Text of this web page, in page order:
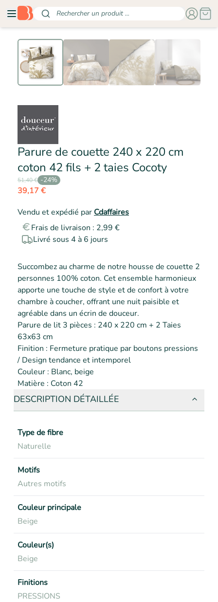
Rechercher un produit ...
Parure de couette 240 x 220 cm
coton 42 fils + 2 taies Cocoty-
51,40 € -24%
39,17 €
Vendu et expédié par Cdaffaires
Frais de livraison : 2,99 €
Livré sous 4 à 6 jours
Succombez au charme de notre housse de couette 2
personnes 100% coton. Cet ensemble harmonieux
apporte une touche de style et de confort à votre
chambre à coucher, offrant une nuit paisible et
agréable dans un écrin de douceur.
Parure de lit 3 pièces : 240 x 220 cm + 2 Taies
63x63 cm
Finition : Fermeture pratique par boutons pressions
/ Design tendance et intemporel
Couleur : Blanc, beige
Matière : Coton 42
DESCRIPTION DÉTAILLÉE
Type de fibre
Naturelle
Motifs
Autres motifs
Couleur principale
Beige
Couleur(s)
Beige
Finitions
PRESSIONS